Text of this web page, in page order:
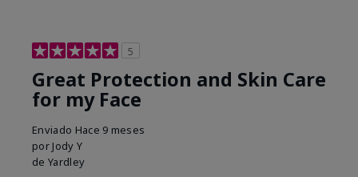
5
Great Protection and Skin Care
for my Face
Enviado Hace 9 meses
por Jody Y
de Yardley